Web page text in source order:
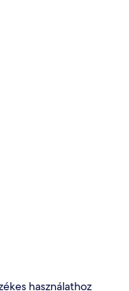
használathoz